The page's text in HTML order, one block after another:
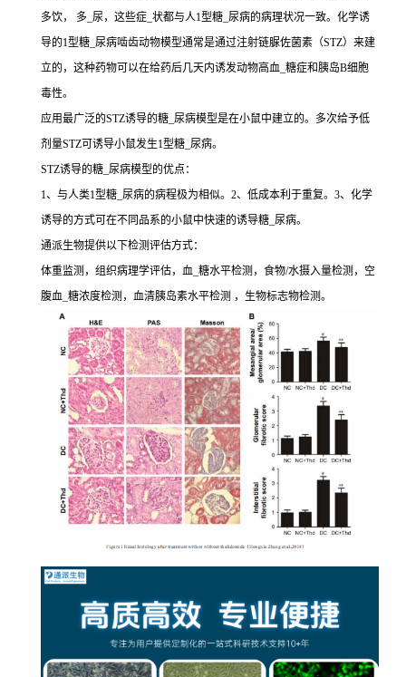
多饮， 多_尿，这些症_状都与人1型糖_尿病的病理状况一致。化学诱
导的1型糖_尿病啮齿动物模型通常是通过注射链脲佐菌素（STZ）来建
立的，这种药物可以在给药后几天内诱发动物高血_糖症和胰岛B细胞
毒性。
应用最广泛的STZ诱导的糖_尿病模型是在小鼠中建立的。多次给予低
剂量STZ可诱导小鼠发生1型糖_尿病。
STZ诱导的糖_尿病模型的优点：
1、与人类1型糖_尿病的病程极为相似。2、低成本利于重复。3、化学
诱导的方式可在不同品系的小鼠中快速的诱导糖_尿病。
通派生物提供以下检测评估方式：
体重监测，组织病理学评估，血_糖水平检测，食物/水摄入量检测，空
腹血_糖浓度检测，血清胰岛素水平检测 ，生物标志物检测。